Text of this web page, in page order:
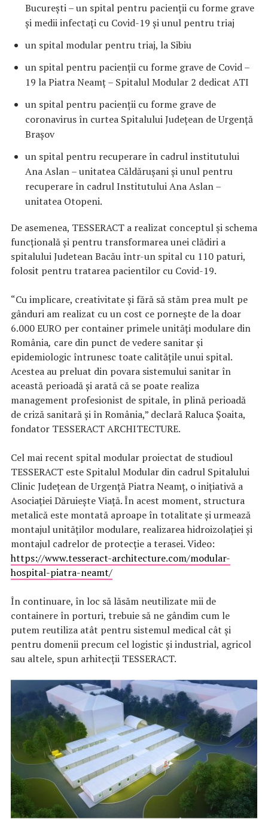
București – un spital pentru pacienţii cu forme grave
și medii infectați cu Covid-19 şi unul pentru triaj
un spital modular pentru triaj, la Sibiu
un spital pentru pacienții cu forme grave de Covid –
19 la Piatra Neamț – Spitalul Modular 2 dedicat ATI
un spital pentru pacienții cu forme grave de
coronavirus în curtea Spitalului Județean de Urgență
Brașov
un spital pentru recuperare în cadrul institutului
Ana Aslan – unitatea Căldărușani și unul pentru
recuperare în cadrul Institutului Ana Aslan –
unitatea Otopeni.
De asemenea, TESSERACT a realizat conceptul și schema
funcțională și pentru transformarea unei clădiri a
spitalului Judetean Bacău într-un spital cu 110 paturi,
folosit pentru tratarea pacientilor cu Covid-19.
“Cu implicare, creativitate și fără să stăm prea mult pe
gânduri am realizat cu un cost ce pornește de la doar
6.000 EURO per container primele unități modulare din
România, care din punct de vedere sanitar și
epidemiologic întrunesc toate calitățile unui spital.
Acestea au preluat din povara sistemului sanitar în
această perioadă și arată că se poate realiza
management profesionist de spitale, în plină perioadă
de criză sanitară și în România,” declară Raluca Șoaita,
fondator TESSERACT ARCHITECTURE.
Cel mai recent spital modular proiectat de studioul
TESSERACT este Spitalul Modular din cadrul Spitalului
Clinic Județean de Urgență Piatra Neamț, o inițiativă a
Asociației Dăruiește Viață. În acest moment, structura
metalică este montată aproape în totalitate și urmează
montajul unităților modulare, realizarea hidroizolației și
montajul cadrelor de protecție a terasei. Video:
https://www.tesseract-architecture.com/modular-
hospital-piatra-neamt/
În continuare, în loc să lăsăm neutilizate mii de
containere în porturi, trebuie să ne gândim cum le
putem reutiliza atât pentru sistemul medical cât și
pentru domenii precum cel logistic și industrial, agricol
sau altele, spun arhitecții TESSERACT.